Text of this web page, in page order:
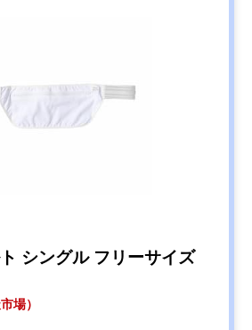
シングル フリーサイズ
場）